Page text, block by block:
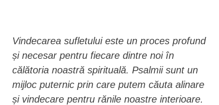
Vindecarea sufletului este un proces profund
și necesar pentru fiecare dintre noi în
călătoria noastră spirituală. Psalmii sunt un
mijloc puternic prin care putem căuta alinare
și vindecare pentru rănile noastre interioare.